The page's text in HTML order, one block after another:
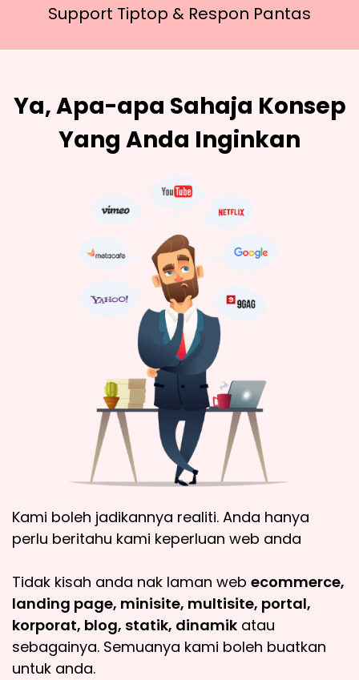
Support Tiptop & Respon Pantas
Ya, Apa-apa Sahaja Konsep
Yang Anda Inginkan
Kami boleh jadikannya realiti. Anda hanya
perlu beritahu kami keperluan web anda
Tidak kisah anda nak laman web ecommerce,
landing page, minisite, multisite, portal,
korporat, blog, statik, dinamik atau
sebagainya. Semuanya kami boleh buatkan
untuk anda.